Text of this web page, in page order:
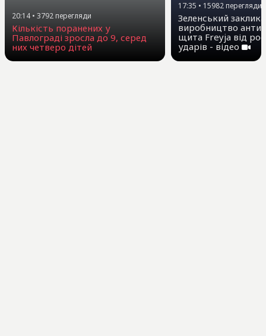
20:14 • 3792 перегляди
Кількість поранених у
Павлограді зросла до 9, серед
них четверо дітей
17:35 • 15982перегляди
Зеленський
виробництво
щита Freyja від
ударів - відео